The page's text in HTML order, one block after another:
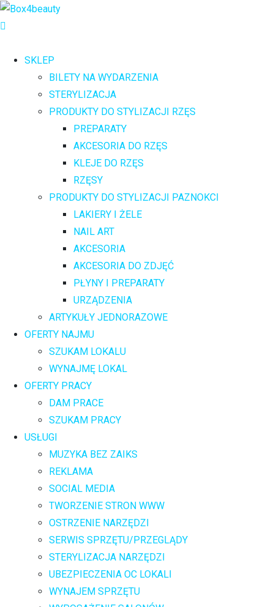
SKLEP
BILETY NA WYDARZENIA
STERYLIZACJA
PRODUKTY DO STYLIZACJI RZĘS
PREPARATY
AKCESORIA DO RZĘS
KLEJE DO RZĘS
RZĘSY
PRODUKTY DO STYLIZACJI PAZNOKCI
LAKIERY I ŻELE
NAIL ART
AKCESORIA
AKCESORIA DO ZDJĘĆ
PŁYNY I PREPARATY
URZĄDZENIA
ARTYKUŁY JEDNORAZOWE
OFERTY NAJMU
SZUKAM LOKALU
WYNAJMĘ LOKAL
OFERTY PRACY
DAM PRACE
SZUKAM PRACY
USŁUGI
MUZYKA BEZ ZAIKS
REKLAMA
SOCIAL MEDIA
TWORZENIE STRON WWW
OSTRZENIE NARZĘDZI
SERWIS SPRZĘTU/PRZEGLĄDY
STERYLIZACJA NARZĘDZI
UBEZPIECZENIA OC LOKALI
WYNAJEM SPRZĘTU